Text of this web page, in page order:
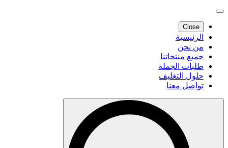
Close
الرئيسية
من نحن
جميع منتجاتنا
طلبات الجملة
حلول التغليف
تواصل معنا
Search